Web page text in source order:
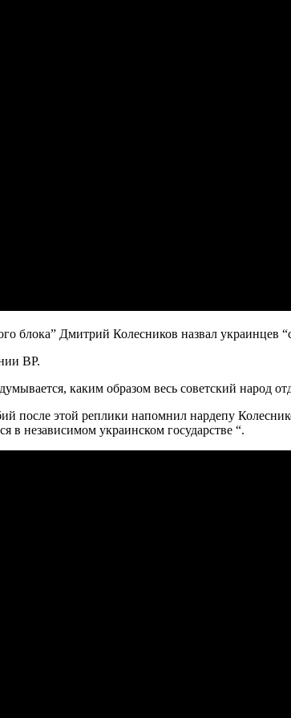
блока” Дмитрий Колесников назвал украинцев
ВР.
каким образом весь советский народ
после этой реплики напомнил нардепу
в независимом украинском государстве “.